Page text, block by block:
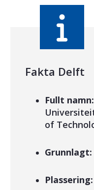
Fakta Delft
Fullt namn:
of
Grunnlagt:
Plassering: